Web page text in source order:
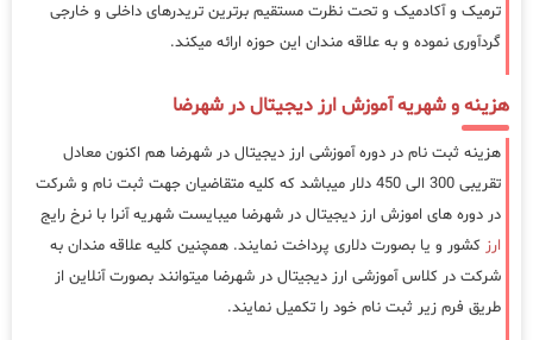
ترمیک و آکادمیک و تحت نظرت مستقیم برترین تریدرهای داخلی و خارجی
گردآوری نموده و به علاقه مندان این حوزه ارائه میکند.
هزینه و شهریه آموزش ارز دیجیتال در شهرضا
هزینه ثبت نام در دوره آموزشی ارز دیجیتال در شهرضا هم اکنون معادل
تقریبی 300 الی 450 دلار میباشد که کلیه متقاضیان جهت ثبت نام و شرکت
در دوره های اموزش ارز دیجیتال در شهرضا میبایست شهریه آنرا با نرخ رایج
ارز کشور و یا بصورت دلاری پرداخت نمایند. همچنین کلیه علاقه مندان به
شرکت در کلاس آموزشی ارز دیجیتال در شهرضا میتوانند بصورت آنلاین از
طریق فرم زیر ثبت نام خود را تکمیل نمایند.